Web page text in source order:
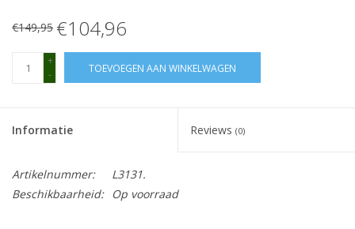
€149,95 €104,96
+
-
TOEVOEGEN AAN WINKELWAGEN
Informatie Reviews (0)
Artikelnummer:
L3131.
Beschikbaarheid:
Op voorraad